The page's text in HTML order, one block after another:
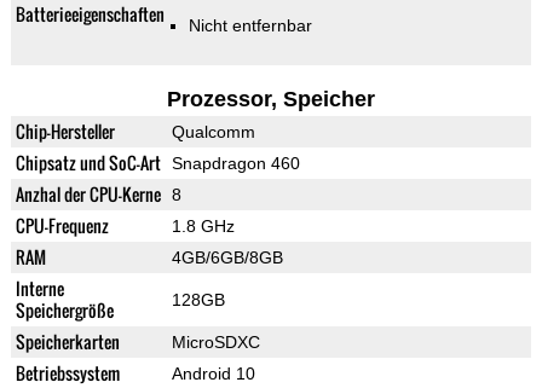
Batterieeigenschaften Nicht entfernbar
Prozessor, Speicher
Chip-Hersteller Qualcomm
Chipsatz und SoC-Art Snapdragon 460
Anzhal der CPU-Kerne 8
CPU-Frequenz 1.8 GHz
RAM 4GB/6GB/8GB
Interne
Speichergröße
128GB
Speicherkarten MicroSDXC
Betriebssystem Android 10